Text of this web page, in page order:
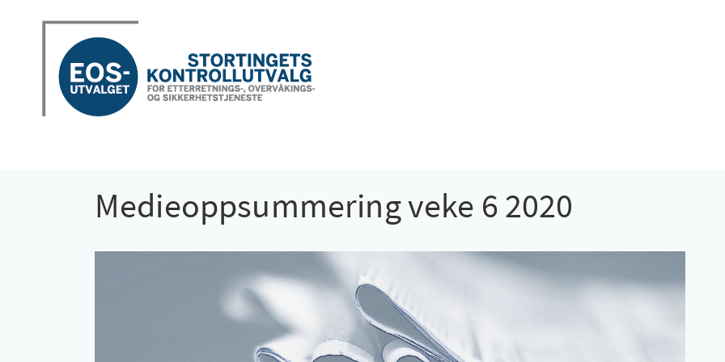
Medieoppsummering veke 6 2020